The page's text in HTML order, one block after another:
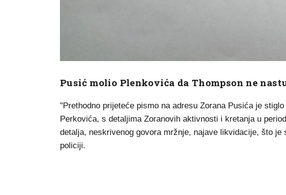
Pusić molio Plenkovića da Thompson ne
"Prethodno prijeteće pismo na adresu Zorana Pusića je
Perkovića, s detaljima Zoranovih aktivnosti i kretanja u
detalja, neskrivenog govora mržnje, najave likvidacije, što je
policiji.